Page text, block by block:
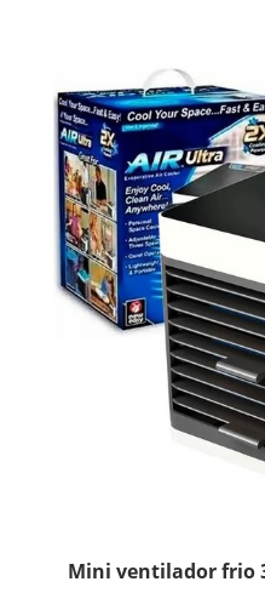
Mini ventilador frio